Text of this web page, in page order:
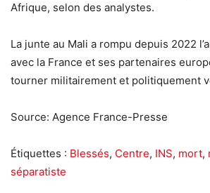
Afrique, selon des analystes.
La junte au Mali a rompu depuis 2022
avec la France et ses partenaires
tourner militairement et politiquement
Source: Agence France-Presse
Étiquettes : Blessés, Centre, INS, mort,
séparatiste